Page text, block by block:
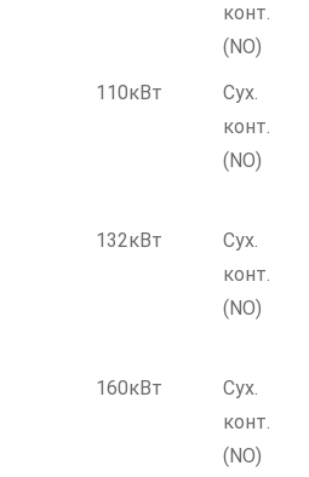
конт.
(NO)
110кВт
Сух.
конт.
(NO)
132кВт
Сух.
конт.
(NO)
160кВт
Сух.
конт.
(NO)